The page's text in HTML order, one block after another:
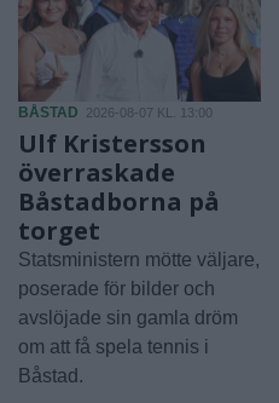
BÅSTAD 2026-08-07 KL. 13:00
Ulf Kristersson
överraskade
Båstadborna på
torget
Statsministern mötte väljare,
poserade för bilder och
avslöjade sin gamla dröm
om att få spela tennis i
Båstad.